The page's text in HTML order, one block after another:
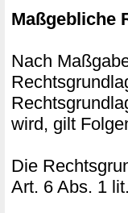
Maßgebliche
Nach
wird, gilt
Die
Art. 6 Abs. 1